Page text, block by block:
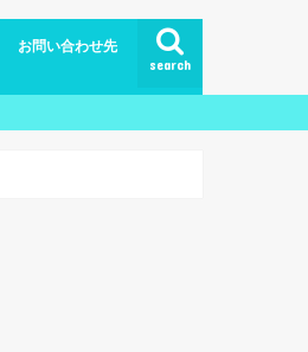
search
お問い合わせ先